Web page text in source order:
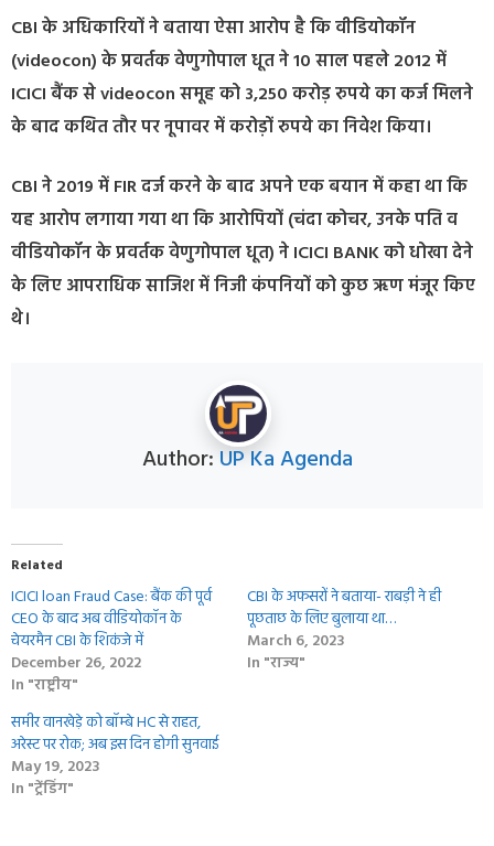
CBI के अधिकारियों ने बताया ऐसा आरोप है कि वीडियोकॉन
(videocon) के प्रवर्तक वेणुगोपाल धूत ने 10 साल पहले 2012 में
ICICI बैंक से videocon समूह को 3,250 करोड़ रुपये का कर्ज मिलने
के बाद कथित तौर पर नूपावर में करोड़ों रुपये का निवेश किया।
CBI ने 2019 में FIR दर्ज करने के बाद अपने एक बयान में कहा था कि
यह आरोप लगाया गया था कि आरोपियों (चंदा कोचर, उनके पति व
वीडियोकॉन के प्रवर्तक वेणुगोपाल धूत) ने ICICI BANK को धोखा देने
के लिए आपराधिक साजिश में निजी कंपनियों को कुछ ऋण मंजूर किए
थे।
Author: UP Ka Agenda
Related
ICICI loan Fraud Case: बैंक की पूर्व
CEO के बाद अब वीडियोकॉन के
चेयरमैन CBI के शिकंजे में
December 26, 2022
In "राष्ट्रीय"
CBI के अफसरों ने बताया- राबड़ी ने ही
पूछताछ के लिए बुलाया था…
March 6, 2023
In "राज्य"
समीर वानखेड़े को बॉम्बे HC से राहत,
अरेस्ट पर रोक; अब इस दिन होगी सुनवाई
May 19, 2023
In "ट्रेंडिंग"